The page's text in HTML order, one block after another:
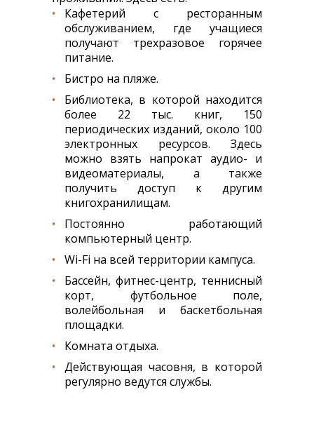
Кафетерий с ресторанным
обслуживанием, где учащиеся
получают трехразовое горячее
питание.
Бистро на пляже.
Библиотека, в которой находится
более 22 тыс. книг, 150
периодических изданий, около 100
электронных ресурсов. Здесь
можно взять напрокат аудио- и
видеоматериалы, а также
получить доступ к другим
книгохранилищам.
Постоянно работающий
компьютерный центр.
Wi-Fi на всей территории кампуса.
Бассейн, фитнес-центр, теннисный
корт, футбольное поле,
волейбольная и баскетбольная
площадки.
Комната отдыха.
Действующая часовня, в которой
регулярно ведутся службы.